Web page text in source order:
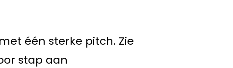
één sterke pitch. Zie
stap aan